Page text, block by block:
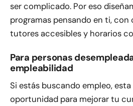
ser complicado. Por eso
programas pensando en ti,
tutores accesibles y horarios
Para personas
empleabilidad
Si estás buscando empleo, esta
oportunidad para mejorar tu